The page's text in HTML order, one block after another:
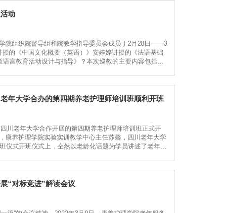
动
院组织院督导组和院教学指导委员会成员于2月28日——3
的《中国文化概要（英语）》安婷婷讲授的《法语基础
言教育活动设计与指导》？本次巡教的主要内容包括教
年大学合办的第四期养老护理师培训班顺利开班
川老年大学合作开展的第四期养老护理师培训班正式开
康养护理学院实验实训教学中心主任苏馨，四川老年大学
式开班仪式上，仝然以老龄化话题为学员讲述了老年人
“对标竞进”解读会议